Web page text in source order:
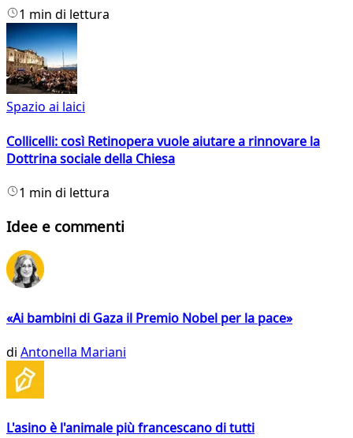
1 min di lettura
Spazio ai laici
Collicelli: così Retinopera vuole aiutare a rinnovare la
Dottrina sociale della Chiesa
1 min di lettura
Idee e commenti
«Ai bambini di Gaza il Premio Nobel per la pace»
di Antonella Mariani
L'asino è l'animale più francescano di tutti